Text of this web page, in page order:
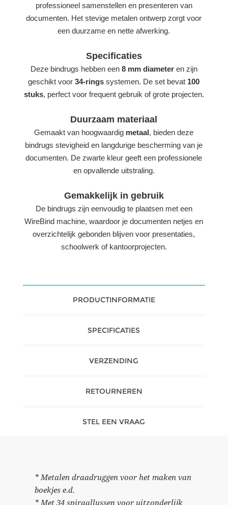
professioneel samenstellen en presenteren van
documenten. Het stevige metalen ontwerp zorgt voor
een duurzame en nette afwerking.
Specificaties
Deze bindrugs hebben een 8 mm diameteren zijn
geschikt voor34-rings systemen. De set bevat 100
stuks, perfect voor frequent gebruik of grote projecten.
Duurzaam materiaal
Gemaakt van hoogwaardig metaal, bieden deze
bindrugs stevigheid en langdurige bescherming van je
documenten. De zwarte kleur geeft een professionele
en opvallende uitstraling.
Gemakkelijk in gebruik
De bindrugs zijn eenvoudig te plaatsen met een
WireBind machine, waardoor je documenten netjes en
overzichtelijk gebonden blijven voor presentaties,
schoolwerk of kantoorprojecten.
PRODUCTINFORMATIE
SPECIFICATIES
VERZENDING
RETOURNEREN
STEL EEN VRAAG
* Metalen draadruggen voor het maken van
boekjes e.d.
* Met 34 spiraallussen voor uitzonderlijk